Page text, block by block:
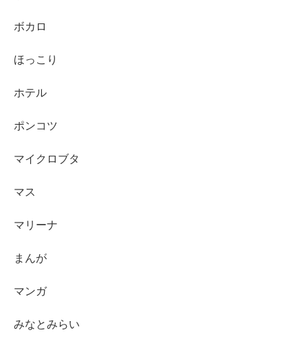
ボカロ
ほっこり
ホテル
ポンコツ
マイクロブタ
マス
マリーナ
まんが
マンガ
みなとみらい